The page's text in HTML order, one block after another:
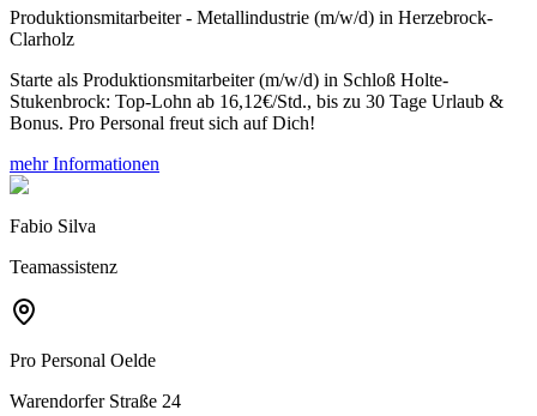
Produktionsmitarbeiter - Metallindustrie (m/w/d) in Herzebrock-
Clarholz
Starte als Produktionsmitarbeiter (m/w/d) in Schloß Holte-
Stukenbrock: Top-Lohn ab 16,12€/Std., bis zu 30 Tage Urlaub &
Bonus. Pro Personal freut sich auf Dich!
mehr Informationen
Fabio Silva
Teamassistenz
Pro Personal Oelde
Warendorfer Straße 24